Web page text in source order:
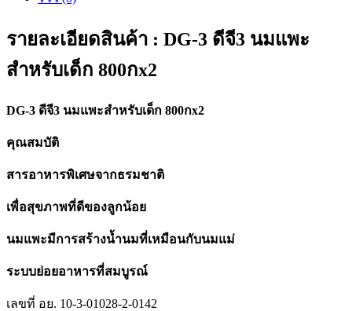
รายละเอียดสินค้า : DG-3 ดีจี3 นมแพะ
สำหรับเด็ก 800กx2
DG-3 ดีจี3 นมแพะสำหรับเด็ก 800กx2
คุณสมบัติ
สารอาหารพิเศษจากธรมชาติ
เพื่อสุขภาพที่ดีของลูกน้อย
นมแพะมีการสร้างน้ำนมที่เหมือนกับนมแม่
ระบบย่อยอาหารที่สมบูรณ์
เลขที่ อย. 10-3-01028-2-0142